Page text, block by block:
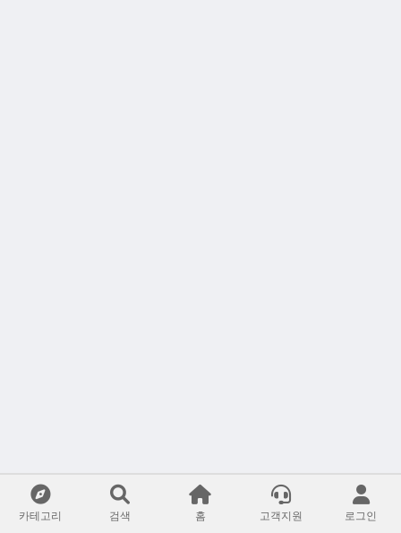
카테고리 검색 홈 고객지원 로그인